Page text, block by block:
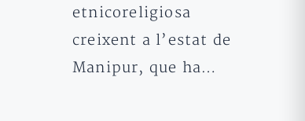
etnicoreligiosa
creixent a l’estat de
Manipur, que ha…